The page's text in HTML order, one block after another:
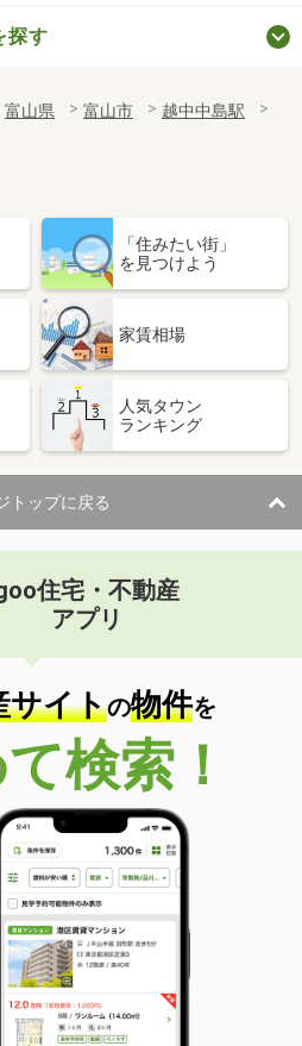
探す
富山県 富山市
越中中島駅
「住みたい街」
を見つけよう
家賃相場
人気タウン
ランキング
トップに戻る
住宅・不動産
アプリ
サイトの物件を
検索！